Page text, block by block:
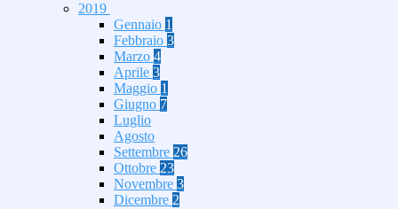
2019
Gennaio 1
Febbraio 3
Marzo 4
Aprile 3
Maggio 1
Giugno 7
Luglio
Agosto
Settembre 26
Ottobre 23
Novembre 3
Dicembre 2